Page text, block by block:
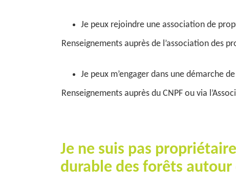
Je peux rejoindre une association de
Renseignements auprès de l’association des
Je peux m’engager dans une démarche
Renseignements auprès du CNPF ou via
Je ne suis pas
durable des forêts autour